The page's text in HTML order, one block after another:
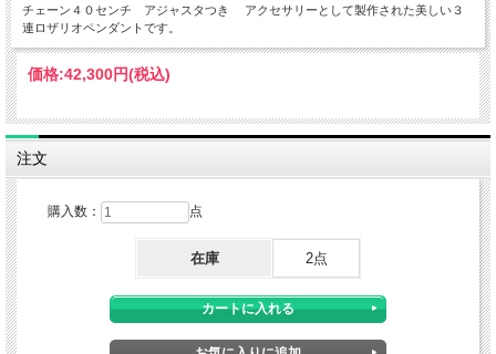
チェーン４０センチ アジャスタつき アクセサリーとして製作された美しい３
連ロザリオペンダントです。
価格:42,300円(税込)
注文
購入数： 点
在庫 2点